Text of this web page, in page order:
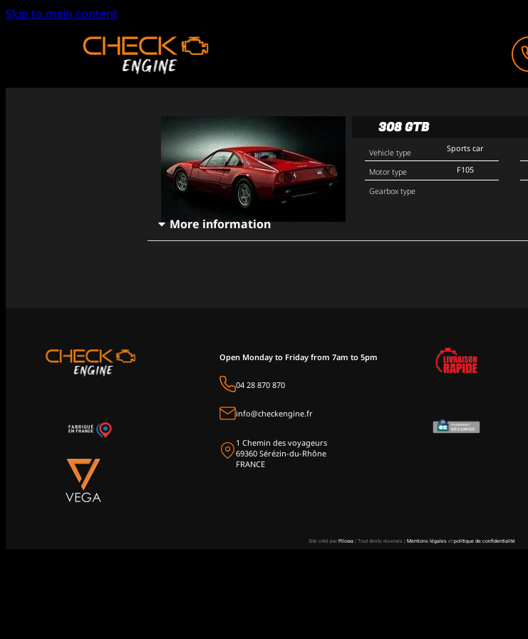
Skip to main content
308 GTB
Vehicle type
Motor type
Gearbox type
Sports car
F105
More information
Open Monday to Friday from 7am to 5pm
04 28 870 870
info@checkengine.fr
1 Chemin des voyageurs
69360 Sérézin-du-Rhône
FRANCE
Site créé par Pilowa | Tout droits réservés | Mentions légales et politique de confidentialité